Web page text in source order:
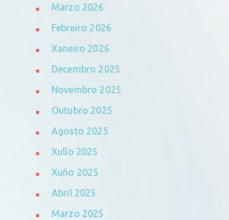
Marzo 2026
Febreiro 2026
Xaneiro 2026
Decembro 2025
Novembro 2025
Outubro 2025
Agosto 2025
Xullo 2025
Xuño 2025
Abril 2025
Marzo 2025